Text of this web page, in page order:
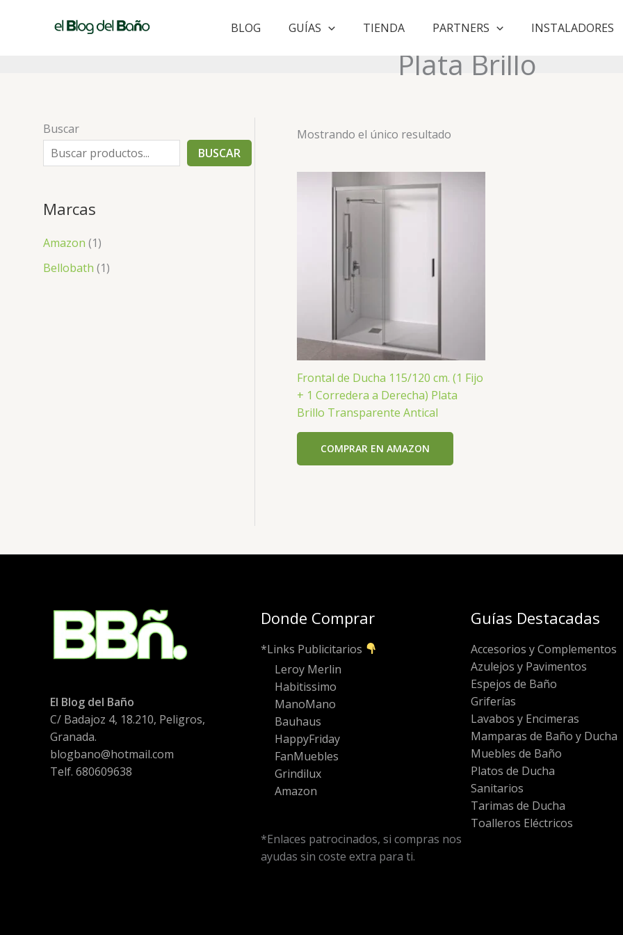
BLOG GUÍAS TIENDA PARTNERS INSTALADORES
Plata Brillo
Buscar
BUSCAR
Marcas
Amazon (1)
Bellobath (1)
Mostrando el único resultado
Frontal de Ducha 115/120 cm. (1 Fijo
+ 1 Corredera a Derecha) Plata
Brillo Transparente Antical
COMPRAR EN AMAZON
El Blog del Baño
C/ Badajoz 4, 18.210, Peligros,
Granada.
blogbano@hotmail.com
Telf. 680609638
Donde Comprar
*Links Publicitarios
Leroy Merlin
Habitissimo
ManoMano
Bauhaus
HappyFriday
FanMuebles
Grindilux
Amazon
*Enlaces patrocinados, si compras nos
ayudas sin coste extra para ti.
Guías Destacadas
Accesorios y Complementos
Azulejos y Pavimentos
Espejos de Baño
Griferías
Lavabos y Encimeras
Mamparas de Baño y Ducha
Muebles de Baño
Platos de Ducha
Sanitarios
Tarimas de Ducha
Toalleros Eléctricos